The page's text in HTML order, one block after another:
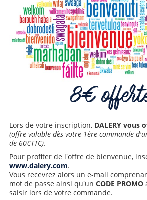
8€
Lors de votre inscription, DALERY vous
(offre valable dès votre 1ère commande
de 60€TTC).
Pour profiter de l'offre de bienvenue,
www.dalery.com.
Vous recevrez alors un e-mail
mot de passe ainsi qu'un CODE PROMO
saisir lors de votre commande.